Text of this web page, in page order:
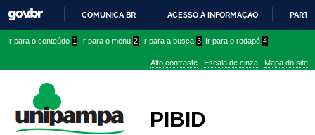
PARA
CONTEÚDO
COMUNICA BR ACESSO À INFORMAÇÃO
conteúdo
menu
superior
menu
Ir para o conteúdo 1 Ir para o menu 2 Ir para a busca 3 Ir para o rodapé 4
Alto contraste Escala de cinza Mapa do site
PIBID